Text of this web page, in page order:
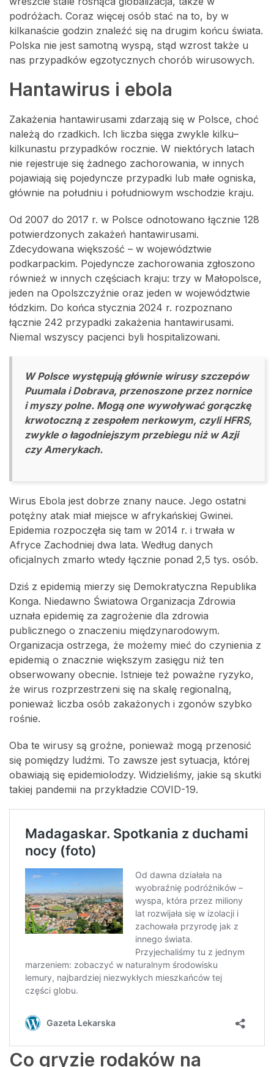
podróżach. Coraz więcej osób stać na to, by w
kilkanaście godzin znaleźć się na drugim końcu świata.
Polska nie jest samotną wyspą, stąd wzrost także u
nas przypadków egzotycznych chorób wirusowych.
Hantawirus i ebola
Zakażenia hantawirusami zdarzają się w Polsce, choć
należą do rzadkich. Ich liczba sięga zwykle kilku–
kilkunastu przypadków rocznie. W niektórych latach
nie rejestruje się żadnego zachorowania, w innych
pojawiają się pojedyncze przypadki lub małe ogniska,
głównie na południu i południowym wschodzie kraju.
Od 2007 do 2017 r. w Polsce odnotowano łącznie 128
potwierdzonych zakażeń hantawirusami.
Zdecydowana większość – w województwie
podkarpackim. Pojedyncze zachorowania zgłoszono
również w innych częściach kraju: trzy w Małopolsce,
jeden na Opolszczyźnie oraz jeden w województwie
łódzkim. Do końca stycznia 2024 r. rozpoznano
łącznie 242 przypadki zakażenia hantawirusami.
Niemal wszyscy pacjenci byli hospitalizowani.
W Polsce występują głównie wirusy szczepów
Puumala i Dobrava, przenoszone przez nornice
i myszy polne. Mogą one wywoływać gorączkę
krwotoczną z zespołem nerkowym, czyli HFRS,
zwykle o łagodniejszym przebiegu niż w Azji
czy Amerykach.
Wirus Ebola jest dobrze znany nauce. Jego ostatni
potężny atak miał miejsce w afrykańskiej Gwinei.
Epidemia rozpoczęła się tam w 2014 r. i trwała w
Afryce Zachodniej dwa lata. Według danych
oficjalnych zmarło wtedy łącznie ponad 2,5 tys. osób.
Dziś z epidemią mierzy się Demokratyczna Republika
Konga. Niedawno Światowa Organizacja Zdrowia
uznała epidemię za zagrożenie dla zdrowia
publicznego o znaczeniu międzynarodowym.
Organizacja ostrzega, że możemy mieć do czynienia z
epidemią o znacznie większym zasięgu niż ten
obserwowany obecnie. Istnieje też poważne ryzyko,
że wirus rozprzestrzeni się na skalę regionalną,
ponieważ liczba osób zakażonych i zgonów szybko
rośnie.
Oba te wirusy są groźne, ponieważ mogą przenosić
się pomiędzy ludźmi. To zawsze jest sytuacja, której
obawiają się epidemiolodzy. Widzieliśmy, jakie są skutki
takiej pandemii na przykładzie COVID-19.
Co gryzie rodaków na